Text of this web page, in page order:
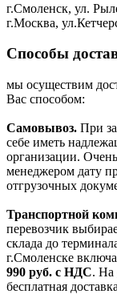
г.Смоленск, ул.
г.Москва,
Способы
мы осуществим
Вас способом:
Самовывоз. При
себе иметь
организации.
менеджером дату
отгрузочных
Транспортной
перевозчик
склада до
г.Смоленске
990 руб. с НДС. На
бесплатная